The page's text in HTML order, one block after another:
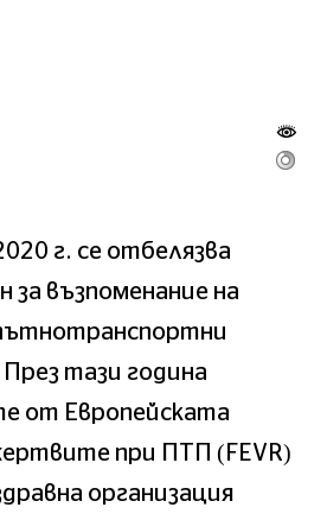
г. се отбелязва
за възпоменание на
тази година
от Европейската
при ПТП (FEVR)
организация